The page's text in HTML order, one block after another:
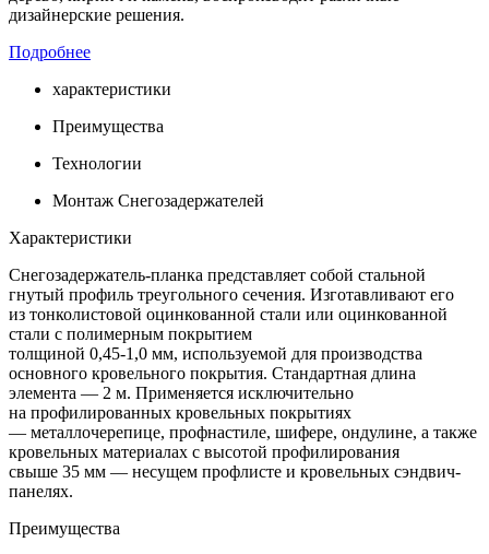
дизайнерские решения.
Подробнее
характеристики
Преимущества
Технологии
Монтаж Снегозадержателей
Характеристики
Снегозадержатель-планка представляет собой стальной
гнутый профиль треугольного сечения. Изготавливают его
из тонколистовой оцинкованной стали или оцинкованной
стали с полимерным покрытием
толщиной 0,45-1,0 мм, используемой для производства
основного кровельного покрытия. Стандартная длина
элемента — 2 м. Применяется исключительно
на профилированных кровельных покрытиях
— металлочерепице, профнастиле, шифере, ондулине, а также
кровельных материалах с высотой профилирования
свыше 35 мм — несущем профлисте и кровельных сэндвич-
панелях.
Преимущества